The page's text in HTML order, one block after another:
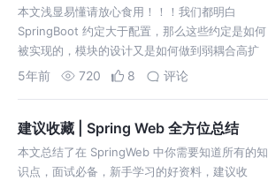
本文浅显易懂请放心食用！！！我们都明白
SpringBoot 约定大于配置，那么这些约定是如何
被实现的，模块的设计又是如何做到弱耦合高扩
展。这篇文章通过搭建一个简单的环境一步一步带
5年前 720 8 评论
建议收藏 | Spring Web 全方位总结
本文总结了在 SpringWeb 中你需要知道所有的知
识点，面试必备，新手学习的好资料，建议收